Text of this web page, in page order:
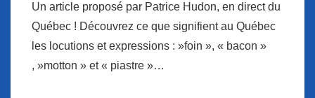
Un article proposé par Patrice Hudon, en direct du
Québec ! Découvrez ce que signifient au Québec
les locutions et expressions : »foin », « bacon »
, »motton » et « piastre »…